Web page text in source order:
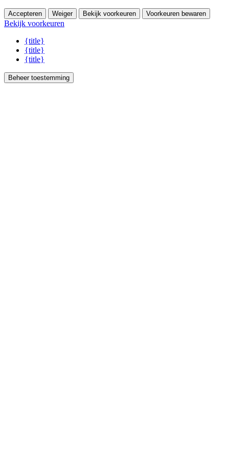
Accepteren Weiger Bekijk voorkeuren Voorkeuren bewaren
Bekijk voorkeuren
{title}
{title}
{title}
Beheer toestemming